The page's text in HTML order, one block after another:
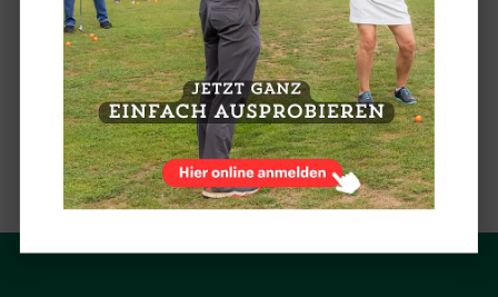
wiederverschließbare Flaschen mit auf
die Runde nehmen könnt, das war an
dem Wochenende leider ein Fehler bei
der Bestellung der Getränke.
zurück